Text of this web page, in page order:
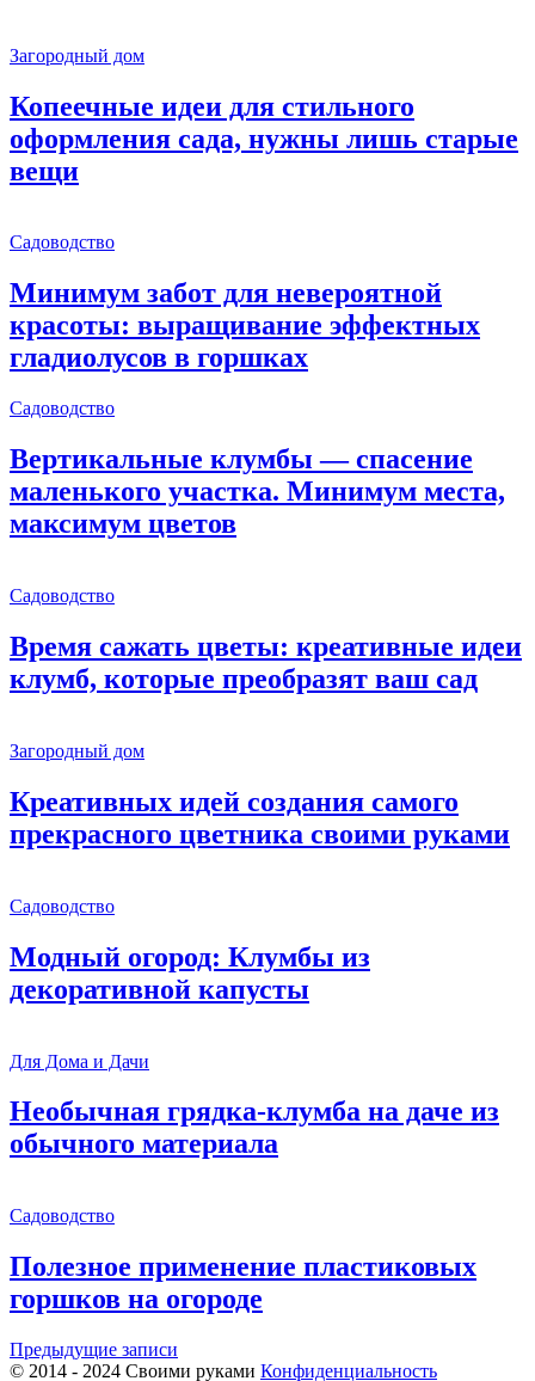
Загородный дом
Копеечные идеи для стильного
оформления сада, нужны лишь старые
вещи
Садоводство
Минимум забот для невероятной
красоты: выращивание эффектных
гладиолусов в горшках
Садоводство
Вертикальные клумбы — спасение
маленького участка. Минимум места,
максимум цветов
Садоводство
Время сажать цветы: креативные идеи
клумб, которые преобразят ваш сад
Загородный дом
Креативных идей создания самого
прекрасного цветника своими руками
Садоводство
Модный огород: Клумбы из
декоративной капусты
Для Дома и Дачи
Необычная грядка-клумба на даче из
обычного материала
Садоводство
Полезное применение пластиковых
горшков на огороде
Навигация
Предыдущие записи
© 2014 - 2024 Своими руками Конфиденциальность